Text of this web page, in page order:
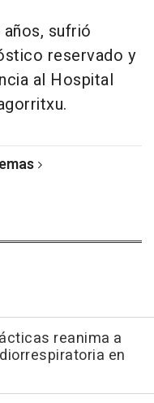
sufrió
reservado y
al Hospital
reanima a
en